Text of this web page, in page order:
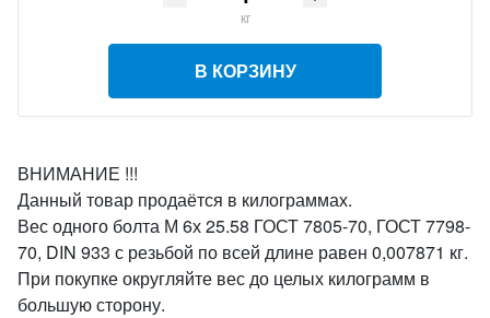
кг
В КОРЗИНУ
ВНИМАНИЕ !!!
Данный товар продаётся в килограммах.
Вес одного болта М 6х 25.58 ГОСТ 7805-70, ГОСТ 7798-
70, DIN 933 с резьбой по всей длине равен 0,007871 кг.
При покупке округляйте вес до целых килограмм в
большую сторону.